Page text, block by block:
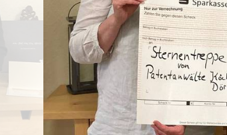
WISSENSWERTES IN ZAHLEN